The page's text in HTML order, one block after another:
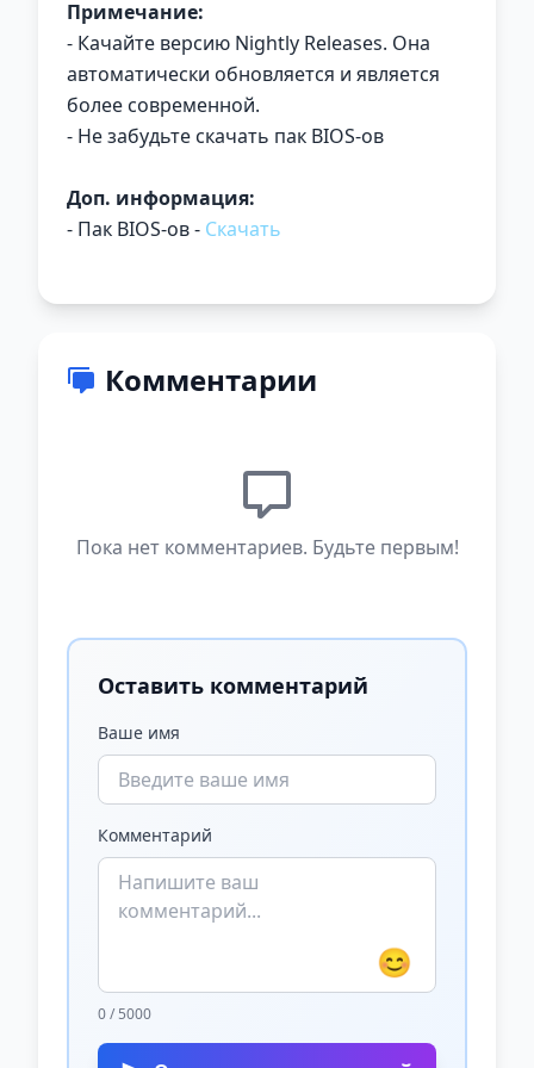
Примечание:
- Качайте версию Nightly Releases. Она
автоматически обновляется и является
более современной.
- Не забудьте скачать пак BIOS-ов
Доп. информация:
- Пак BIOS-ов - Скачать
Комментарии
Пока нет комментариев. Будьте первым!
Оставить комментарий
Ваше имя
Комментарий
😊
0 / 5000